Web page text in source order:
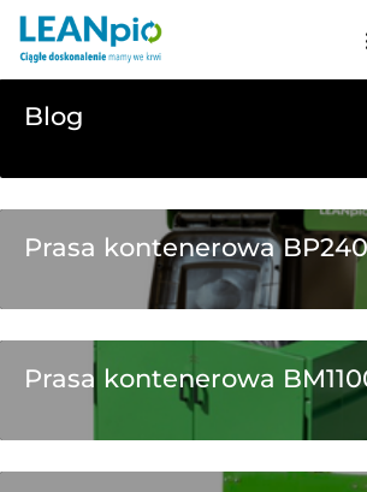
Sektory:
Blog
Prasa kontenerowa
Prasa kontenerowa